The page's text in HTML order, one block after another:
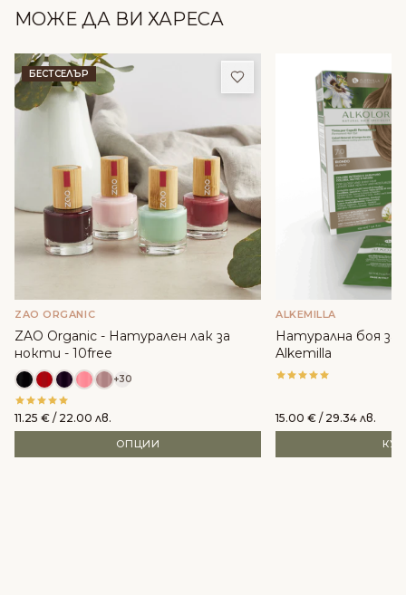
МОЖЕ ДА ВИ ХАРЕСА
БЕСТСЕЛЪР Добави в любими
ZAO ORGANIC
ZAO Organic - Натурален лак за
нокти - 10free
+30
11.25 € / 22.00 лв.
ОПЦИИ
ALKEMILLA
Натурална боя за
Alkemilla
15.00 € / 29.34 лв.